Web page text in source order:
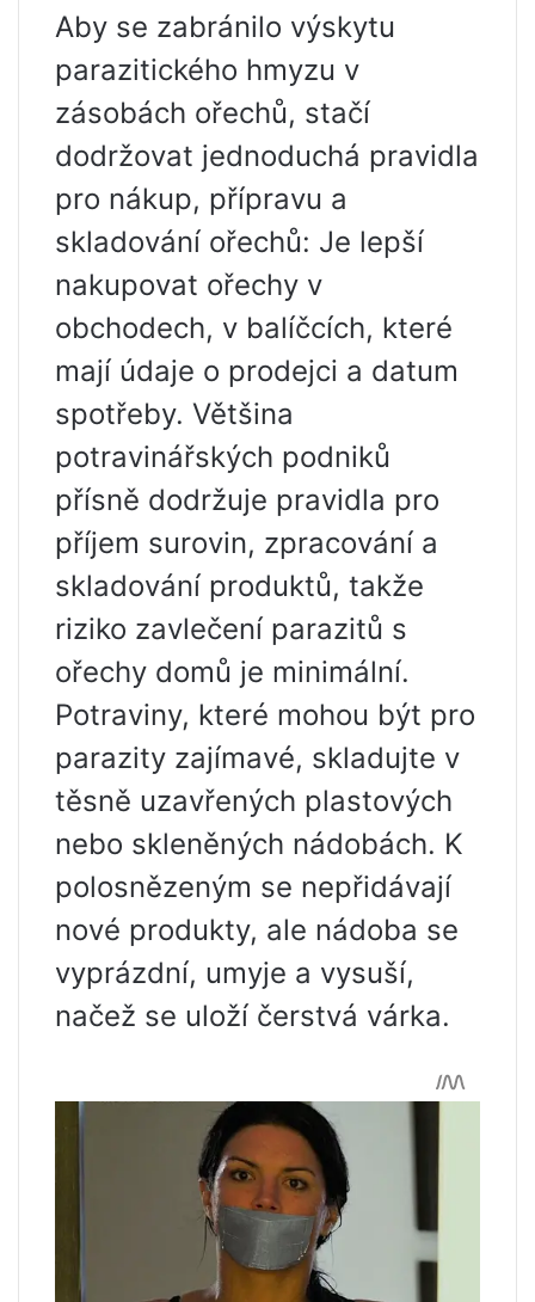
Aby se zabránilo výskytu
parazitického hmyzu v
zásobách ořechů, stačí
dodržovat jednoduchá pravidla
pro nákup, přípravu a
skladování ořechů: Je lepší
nakupovat ořechy v
obchodech, v balíčcích, které
mají údaje o prodejci a datum
spotřeby. Většina
potravinářských podniků
přísně dodržuje pravidla pro
příjem surovin, zpracování a
skladování produktů, takže
riziko zavlečení parazitů s
ořechy domů je minimální.
Potraviny, které mohou být pro
parazity zajímavé, skladujte v
těsně uzavřených plastových
nebo skleněných nádobách. K
polosnězeným se nepřidávají
nové produkty, ale nádoba se
vyprázdní, umyje a vysuší,
načež se uloží čerstvá várka.